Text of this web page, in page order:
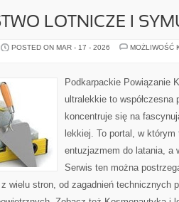
LOTNICZE I
POSTED ON MAR - 17 - 2026
MOŻLIWOŚĆ
Podkarpackie Powiązanie
ultralekkie to współczesna
koncentruje się na
lekkiej. To portal, w
entuzjazmem do latania, a
Serwis ten można
wielu stron, od zagadnień technicznych